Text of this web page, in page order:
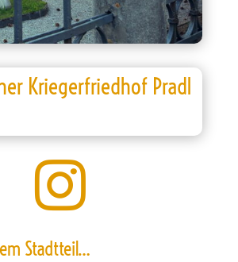
Kriegerfriedhof Pradl

Stadtteil…